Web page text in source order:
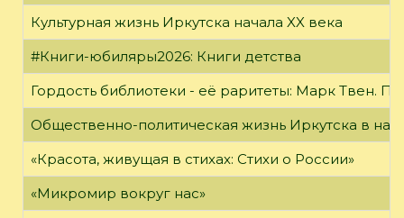
Культурная жизнь Иркутска начала XX века
#Книги-юбиляры2026: Книги детства
Гордость библиотеки - её раритеты: Марк Твен.
Общественно-политическая жизнь Иркутска в
«Красота, живущая в стихах: Стихи о России»
«Микромир вокруг нас»